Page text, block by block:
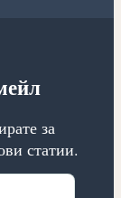
за
статии.